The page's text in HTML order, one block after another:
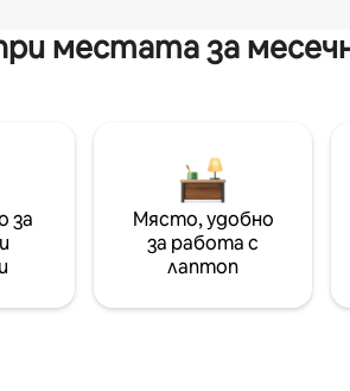
местата за
за
Място, удобно
за работа с
лаптоп